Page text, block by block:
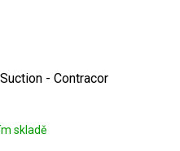
- Contracor
skladě